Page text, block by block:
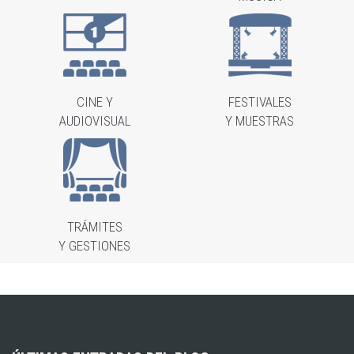
CINE Y
AUDIOVISUAL
FESTIVALES
Y MUESTRAS
TRÁMITES
Y GESTIONES